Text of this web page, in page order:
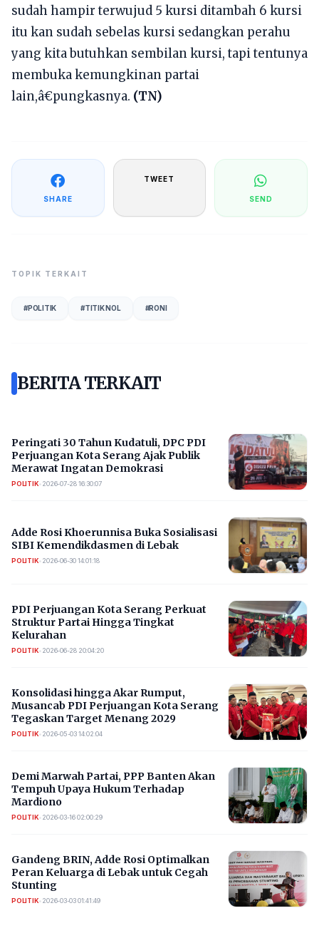
sudah hampir terwujud 5 kursi ditambah 6 kursi
itu kan sudah sebelas kursi sedangkan perahu
yang kita butuhkan sembilan kursi, tapi tentunya
membuka kemungkinan partai
lain,â€pungkasnya. (TN)
SHARE
TWEET
SEND
TOPIK TERKAIT
#POLITIK #TITIK NOL #RONI
BERITA TERKAIT
Peringati 30 Tahun Kudatuli, DPC PDI
Perjuangan Kota Serang Ajak Publik
Merawat Ingatan Demokrasi
POLITIK• 2026-07-28 16:30:07
Adde Rosi Khoerunnisa Buka Sosialisasi
SIBI Kemendikdasmen di Lebak
POLITIK• 2026-06-30 14:01:18
PDI Perjuangan Kota Serang Perkuat
Struktur Partai Hingga Tingkat
Kelurahan
POLITIK• 2026-06-28 20:04:20
Konsolidasi hingga Akar Rumput,
Musancab PDI Perjuangan Kota Serang
Tegaskan Target Menang 2029
POLITIK• 2026-05-03 14:02:04
Demi Marwah Partai, PPP Banten Akan
Tempuh Upaya Hukum Terhadap
Mardiono
POLITIK• 2026-03-16 02:00:29
Gandeng BRIN, Adde Rosi Optimalkan
Peran Keluarga di Lebak untuk Cegah
Stunting
POLITIK• 2026-03-03 01:41:49